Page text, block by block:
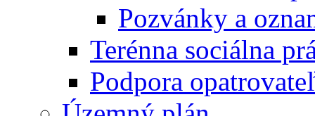
Pozvánky a
Terénna sociálna
Podpora